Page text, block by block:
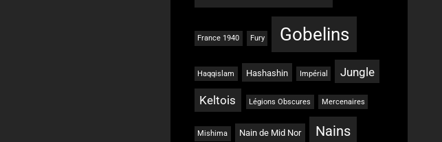
France 1940 Fury Gobelins
Haqqislam Hashashin Impérial Jungle
Keltois Légions Obscures Mercenaires
Mishima Nain de Mid Nor Nains